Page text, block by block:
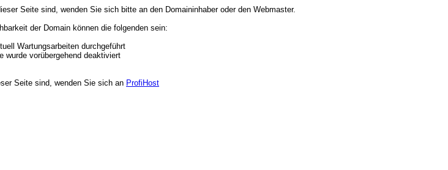
Seite sind, wenden Sie sich bitte an den Domaininhaber oder den Webmaster.
der Domain können die folgenden sein:
Wartungsarbeiten durchgeführt
wurde vorübergehend deaktiviert
Seite sind, wenden Sie sich an ProfiHost